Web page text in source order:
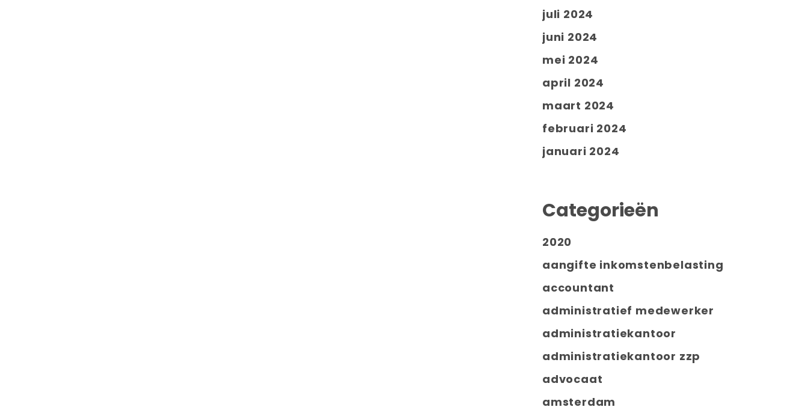
juli 2024
juni 2024
mei 2024
april 2024
maart 2024
februari 2024
januari 2024
Categorieën
2020
aangifte inkomstenbelasting
accountant
administratief medewerker
administratiekantoor
administratiekantoor zzp
advocaat
amsterdam